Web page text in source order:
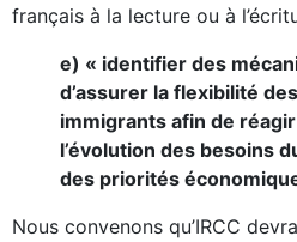
français à la lecture ou à
e) « identifier des
d’assurer la flexibilité
immigrants afin de
l’évolution des besoins
des priorités
Nous convenons qu’IRCC